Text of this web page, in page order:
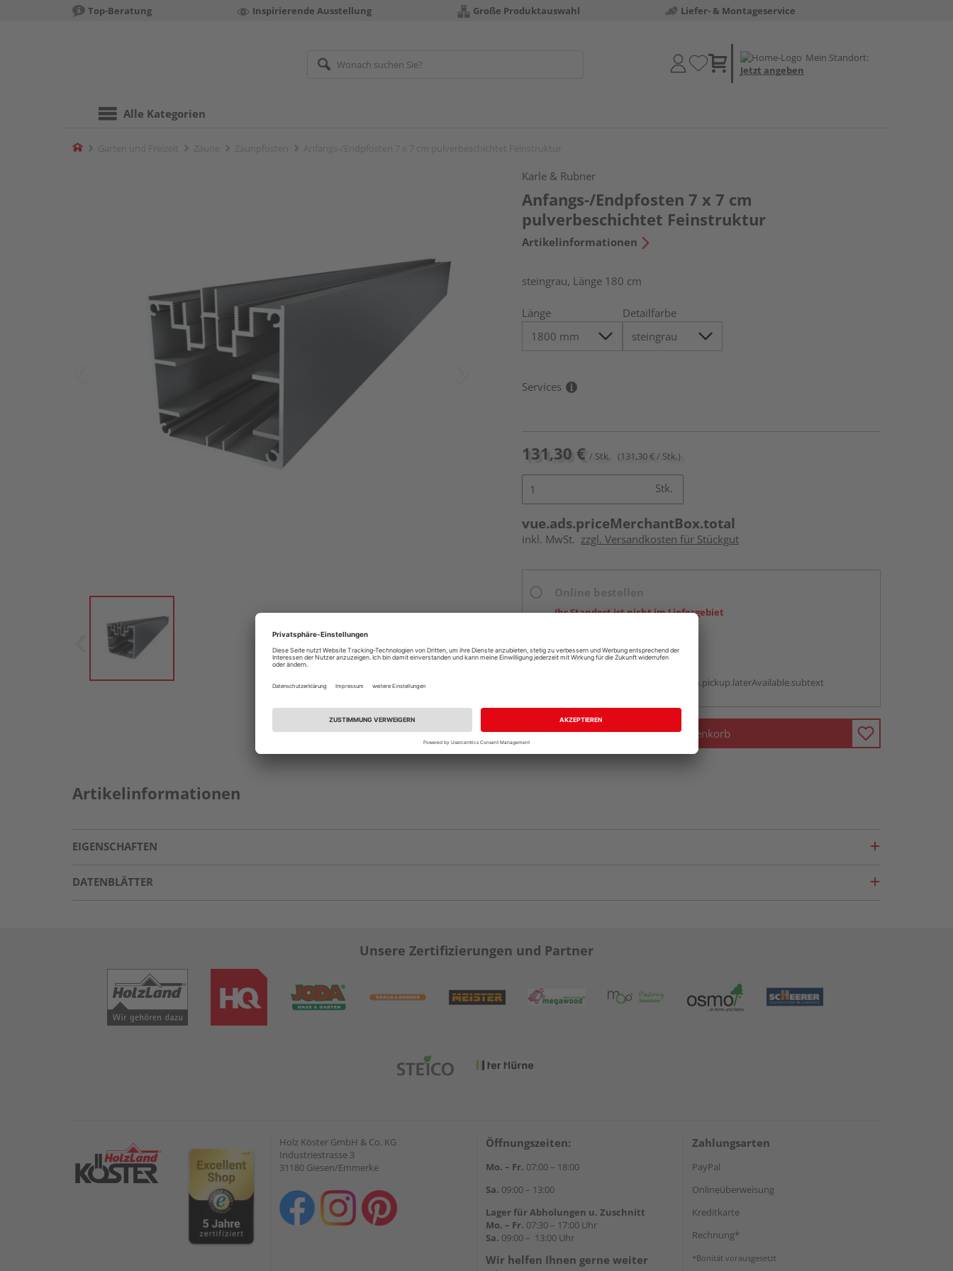
Top-Beratung Inspirierende Ausstellung Große Produktauswahl Liefer- & Montageservice
Mein Standort:
Jetzt angeben
Alle Kategorien
Home
Karle & Rubner
Anfangs-/Endpfosten 7 x 7 cm
pulverbeschichtet Feinstruktur
Artikelinformationen
steingrau, Länge 180 cm
Länge Detailfarbe
Services
131,30 € / Stk. (131,30 € / Stk.)
Stk.
vue.ads.priceMerchantBox.total
inkl. MwSt. zzgl. Versandkosten für Stückgut
Ihr Standort ist nicht im Liefergebiet
Beim Händler abholen
vue.ads.priceMerchantBox.option.pickup.laterAvailable.subtext
In den Warenkorb
Artikelinformationen
EIGENSCHAFTEN
DATENBLÄTTER
Unsere Zertifizierungen und Partner
Holz Köster GmbH & Co. KG
Industriestrasse 3
31180 Giesen/Emmerke
Öffnungszeiten:
Mo. – Fr. 07:00 – 18:00
Sa. 09:00 – 13:00
Lager für Abholungen u. Zuschnitt
Mo. – Fr. 07:30 – 17:00 Uhr
Sa. 09:00 – 13:00 Uhr
Wir helfen Ihnen gerne weiter
Zahlungsarten
PayPal
Onlineüberweisung
Kreditkarte
Rechnung*
*Bonität vorausgesetzt